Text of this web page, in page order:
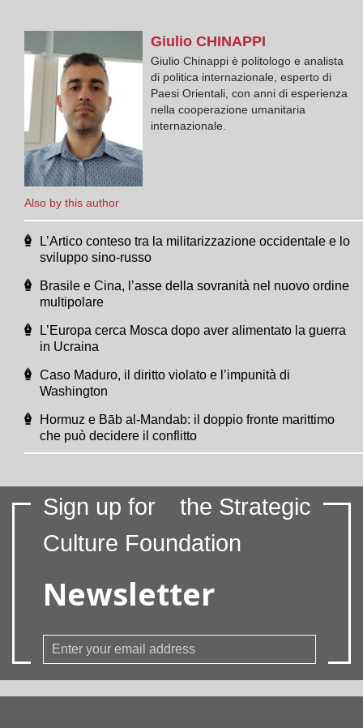
Also by this author
GiulioCHINAPPI
Giulio Chinappi è politologo e analista
di politica internazionale, esperto di
Paesi Orientali, con anni di esperienza
nella cooperazione umanitaria
internazionale.
L’Artico conteso tra la militarizzazione occidentale e lo
sviluppo sino-russo
Brasile e Cina, l’asse della sovranità nel nuovo ordine
multipolare
L’Europa cerca Mosca dopo aver alimentato la guerra
in Ucraina
Caso Maduro, il diritto violato e l’impunità di
Washington
Hormuz e Bāb al-Mandab: il doppio fronte marittimo
che può decidere il conflitto
Sign up for
the Strategic
Culture Foundation
Newsletter